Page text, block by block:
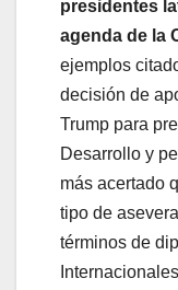
presidentes
agenda de la
ejemplos
decisión de
Trump para
Desarrollo y
más acertado
tipo de
términos de